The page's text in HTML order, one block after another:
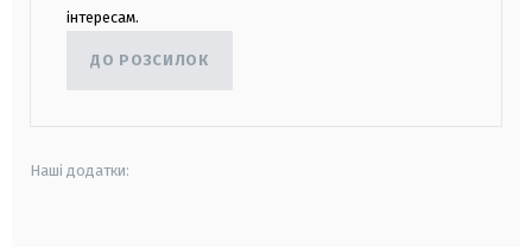
інтересам.
ДО РОЗСИЛОК
Наші додатки: